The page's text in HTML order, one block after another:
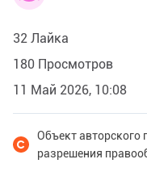
32 Лайка
180 Просмотров
11 Май 2026, 10:08
Объект авторского
разрешения